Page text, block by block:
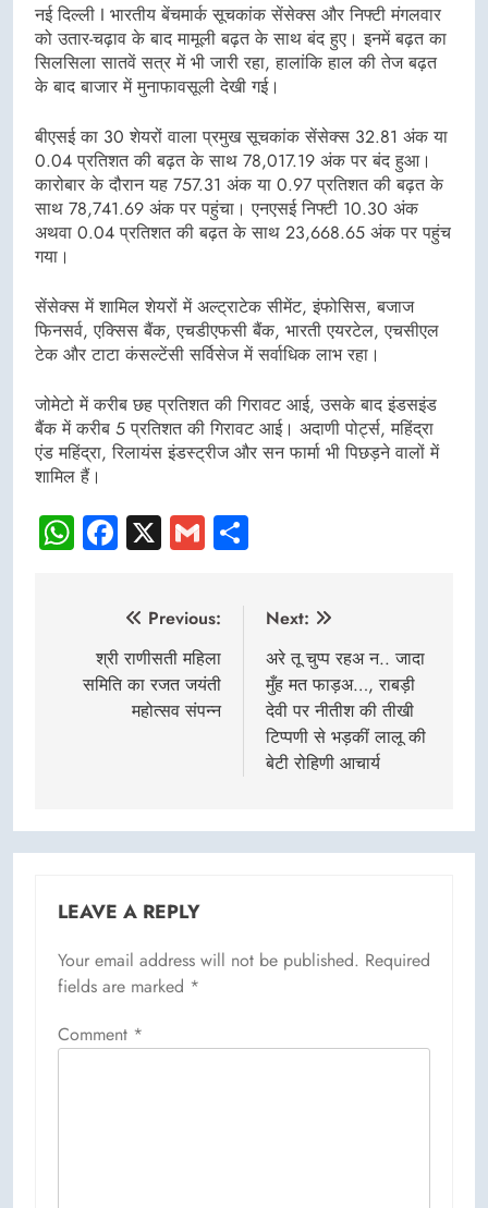
नई दिल्ली I भारतीय बेंचमार्क सूचकांक सेंसेक्स और निफ्टी मंगलवार
को उतार-चढ़ाव के बाद मामूली बढ़त के साथ बंद हुए। इनमें बढ़त का
सिलसिला सातवें सत्र में भी जारी रहा, हालांकि हाल की तेज बढ़त
के बाद बाजार में मुनाफावसूली देखी गई।
बीएसई का 30 शेयरों वाला प्रमुख सूचकांक सेंसेक्स 32.81 अंक या
0.04 प्रतिशत की बढ़त के साथ 78,017.19 अंक पर बंद हुआ।
कारोबार के दौरान यह 757.31 अंक या 0.97 प्रतिशत की बढ़त के
साथ 78,741.69 अंक पर पहुंचा। एनएसई निफ्टी 10.30 अंक
अथवा 0.04 प्रतिशत की बढ़त के साथ 23,668.65 अंक पर पहुंच
गया।
सेंसेक्स में शामिल शेयरों में अल्ट्राटेक सीमेंट, इंफोसिस, बजाज
फिनसर्व, एक्सिस बैंक, एचडीएफसी बैंक, भारती एयरटेल, एचसीएल
टेक और टाटा कंसल्टेंसी सर्विसेज में सर्वाधिक लाभ रहा।
जोमेटो में करीब छह प्रतिशत की गिरावट आई, उसके बाद इंडसइंड
बैंक में करीब 5 प्रतिशत की गिरावट आई। अदाणी पोर्ट्स, महिंद्रा
एंड महिंद्रा, रिलायंस इंडस्ट्रीज और सन फार्मा भी पिछड़ने वालों में
शामिल हैं।
WhatsApp
Facebook
X Gmail
navigation
Previous:
श्री राणीसती महिला
समिति का रजत जयंती
महोत्सव संपन्न
Next:
अरे तू चुप्प रहअ न.. जादा
मुँह मत फाड़अ…, राबड़ी
देवी पर नीतीश की तीखी
टिप्पणी से भड़कीं लालू की
बेटी रोहिणी आचार्य
LEAVE A REPLY
Your email address will not be published. Required
fields are marked *
Comment *